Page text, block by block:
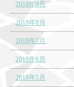
2018年9月
2018年8月
2018年7月
2018年6月
2018年5月